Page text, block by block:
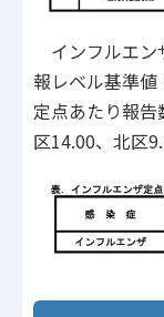
インフルエン
報レベル基準値
定点あたり報
区14.00、北区